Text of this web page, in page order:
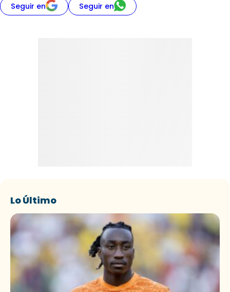
Seguir en Seguir en
Lo Último